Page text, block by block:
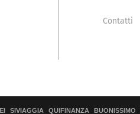
Contatti
SIVIAGGIA QUIFINANZA BUONISSIMO